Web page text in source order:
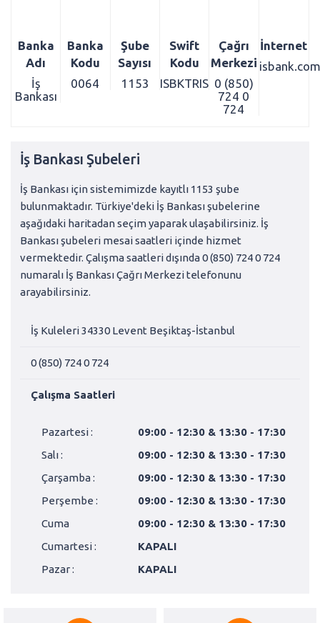
Banka
Adı
İş
Bankası
Banka
Kodu
0064
Şube
Sayısı
1153
Swift
Kodu
ISBKTRIS
Çağrı
Merkezi
0 (850)
724 0
724
İnternet
İş Bankası Şubeleri
İş Bankası için sistemimizde kayıtlı 1153 şube
bulunmaktadır. Türkiye'deki İş Bankası şubelerine
aşağıdaki haritadan seçim yaparak ulaşabilirsiniz. İş
Bankası şubeleri mesai saatleri içinde hizmet
vermektedir. Çalışma saatleri dışında 0 (850) 724 0 724
numaralı İş Bankası Çağrı Merkezi telefonunu
arayabilirsiniz.
İş Kuleleri 34330 Levent Beşiktaş-İstanbul
0 (850) 724 0 724
Çalışma Saatleri
Pazartesi :
09:00 - 12:30 & 13:30 - 17:30
Salı :
09:00 - 12:30 & 13:30 - 17:30
Çarşamba :
09:00 - 12:30 & 13:30 - 17:30
Perşembe :
09:00 - 12:30 & 13:30 - 17:30
Cuma
09:00 - 12:30 & 13:30 - 17:30
Cumartesi :
KAPALI
Pazar :
KAPALI